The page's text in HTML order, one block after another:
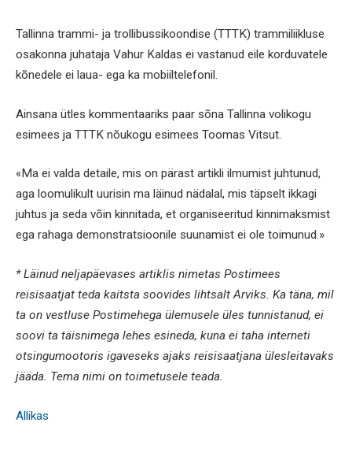
Tallinna trammi- ja trollibussikoondise (TTTK) trammiliikluse
osakonna juhataja Vahur Kaldas ei vastanud eile korduvatele
kõnedele ei laua- ega ka mobiiltelefonil.
Ainsana ütles kommentaariks paar sõna Tallinna volikogu
esimees ja TTTK nõukogu esimees Toomas Vitsut.
«Ma ei valda detaile, mis on pärast artikli ilmumist juhtunud,
aga loomulikult uurisin ma läinud nädalal, mis täpselt ikkagi
juhtus ja seda võin kinnitada, et organiseeritud kinnimaksmist
ega rahaga demonstratsioonile suunamist ei ole toimunud.»
* Läinud neljapäevases artiklis nimetas Postimees
reisisaatjat teda kaitsta soovides lihtsalt Arviks. Ka täna, mil
ta on vestluse Postimehega ülemusele üles tunnistanud, ei
soovi ta täisnimega lehes esineda, kuna ei taha interneti
otsingumootoris igaveseks ajaks reisisaatjana ülesleitavaks
jääda. Tema nimi on toimetusele teada.
Allikas